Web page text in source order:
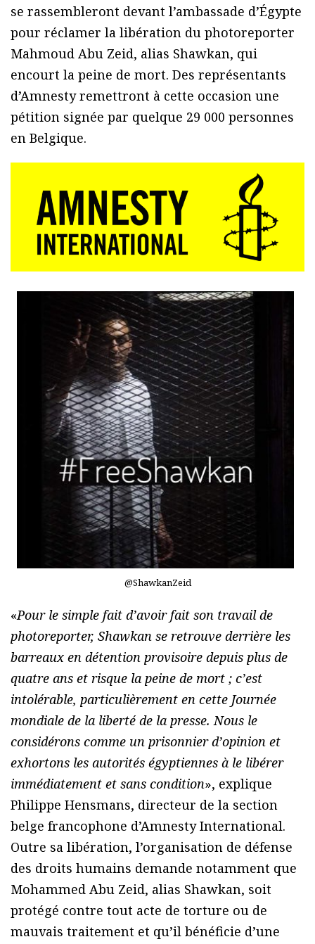
se rassembleront devant l’ambassade d’Égypte
pour réclamer la libération du photoreporter
Mahmoud Abu Zeid, alias Shawkan, qui
encourt la peine de mort. Des représentants
d’Amnesty remettront à cette occasion une
pétition signée par quelque 29 000 personnes
en Belgique.
@ShawkanZeid
«Pour le simple fait d’avoir fait son travail de
photoreporter, Shawkan se retrouve derrière les
barreaux en détention provisoire depuis plus de
quatre ans et risque la peine de mort ; c’est
intolérable, particulièrement en cette Journée
mondiale de la liberté de la presse. Nous le
considérons comme un prisonnier d’opinion et
exhortons les autorités égyptiennes à le libérer
immédiatement et sans condition», explique
Philippe Hensmans, directeur de la section
belge francophone d’Amnesty International.
Outre sa libération, l’organisation de défense
des droits humains demande notamment que
Mohammed Abu Zeid, alias Shawkan, soit
protégé contre tout acte de torture ou de
mauvais traitement et qu’il bénéficie d’une